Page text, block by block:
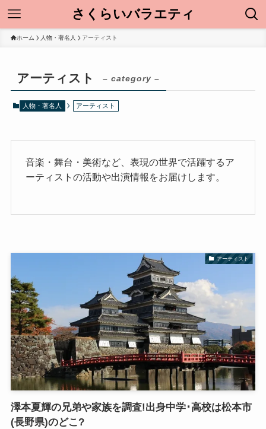
さくらいバラエティ
ホーム 人物・著名人 アーティスト
アーティスト – category –
人物・著名人 アーティスト
音楽・舞台・美術など、表現の世界で活躍するア
ーティストの活動や出演情報をお届けします。
アーティスト
澤本夏輝の兄弟や家族を調査!出身中学･高校は松本市
(長野県)のどこ?